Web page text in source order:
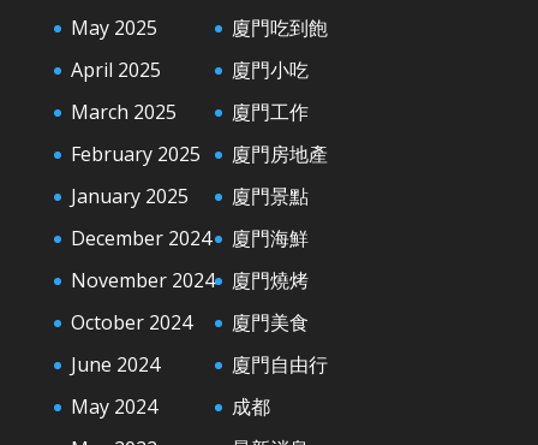
May 2025
April 2025
March 2025
February 2025
January 2025
December 2024
November 2024
October 2024
June 2024
May 2024
廈門吃到飽
廈門小吃
廈門工作
廈門房地產
廈門景點
廈門海鮮
廈門燒烤
廈門美食
廈門自由行
成都